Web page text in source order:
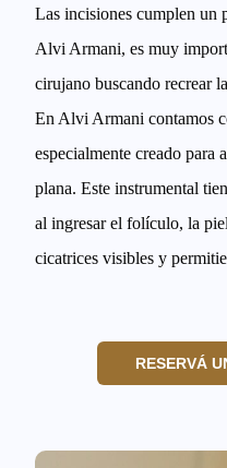
Las incisiones cumplen un
Alvi Armani, es muy
cirujano buscando recrear
En Alvi Armani contamos
especialmente creado para
plana. Este instrumental
al ingresar el folículo, la
cicatrices visibles y
RESERVÁ